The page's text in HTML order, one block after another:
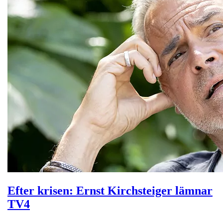
Efter krisen: Ernst Kirchsteiger lämnar
TV4